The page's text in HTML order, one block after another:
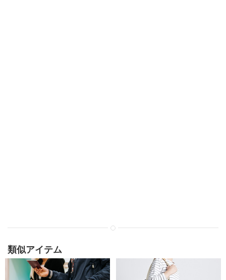
類似アイテム